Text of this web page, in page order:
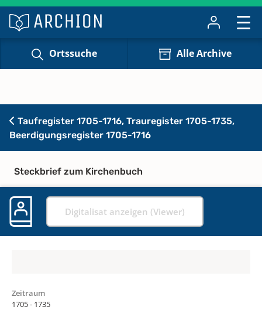
Ortssuche Alle Archive
Taufregister 1705-1716, Trauregister 1705-1735,
Beerdigungsregister 1705-1716
Steckbrief zum Kirchenbuch
Digitalisat anzeigen (Viewer)
Zeitraum
1705 - 1735